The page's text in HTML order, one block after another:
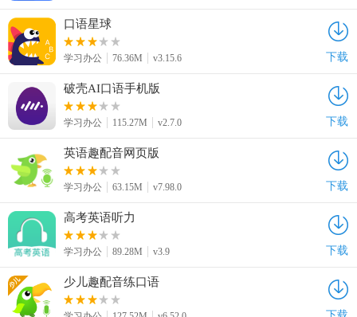
口语星球
学习办公 76.36M v3.15.6 下载
破壳AI口语手机版
学习办公 115.27M v2.7.0 下载
英语趣配音网页版
学习办公 63.15M v7.98.0 下载
高考英语听力
学习办公 89.28M v3.9 下载
少儿趣配音练口语